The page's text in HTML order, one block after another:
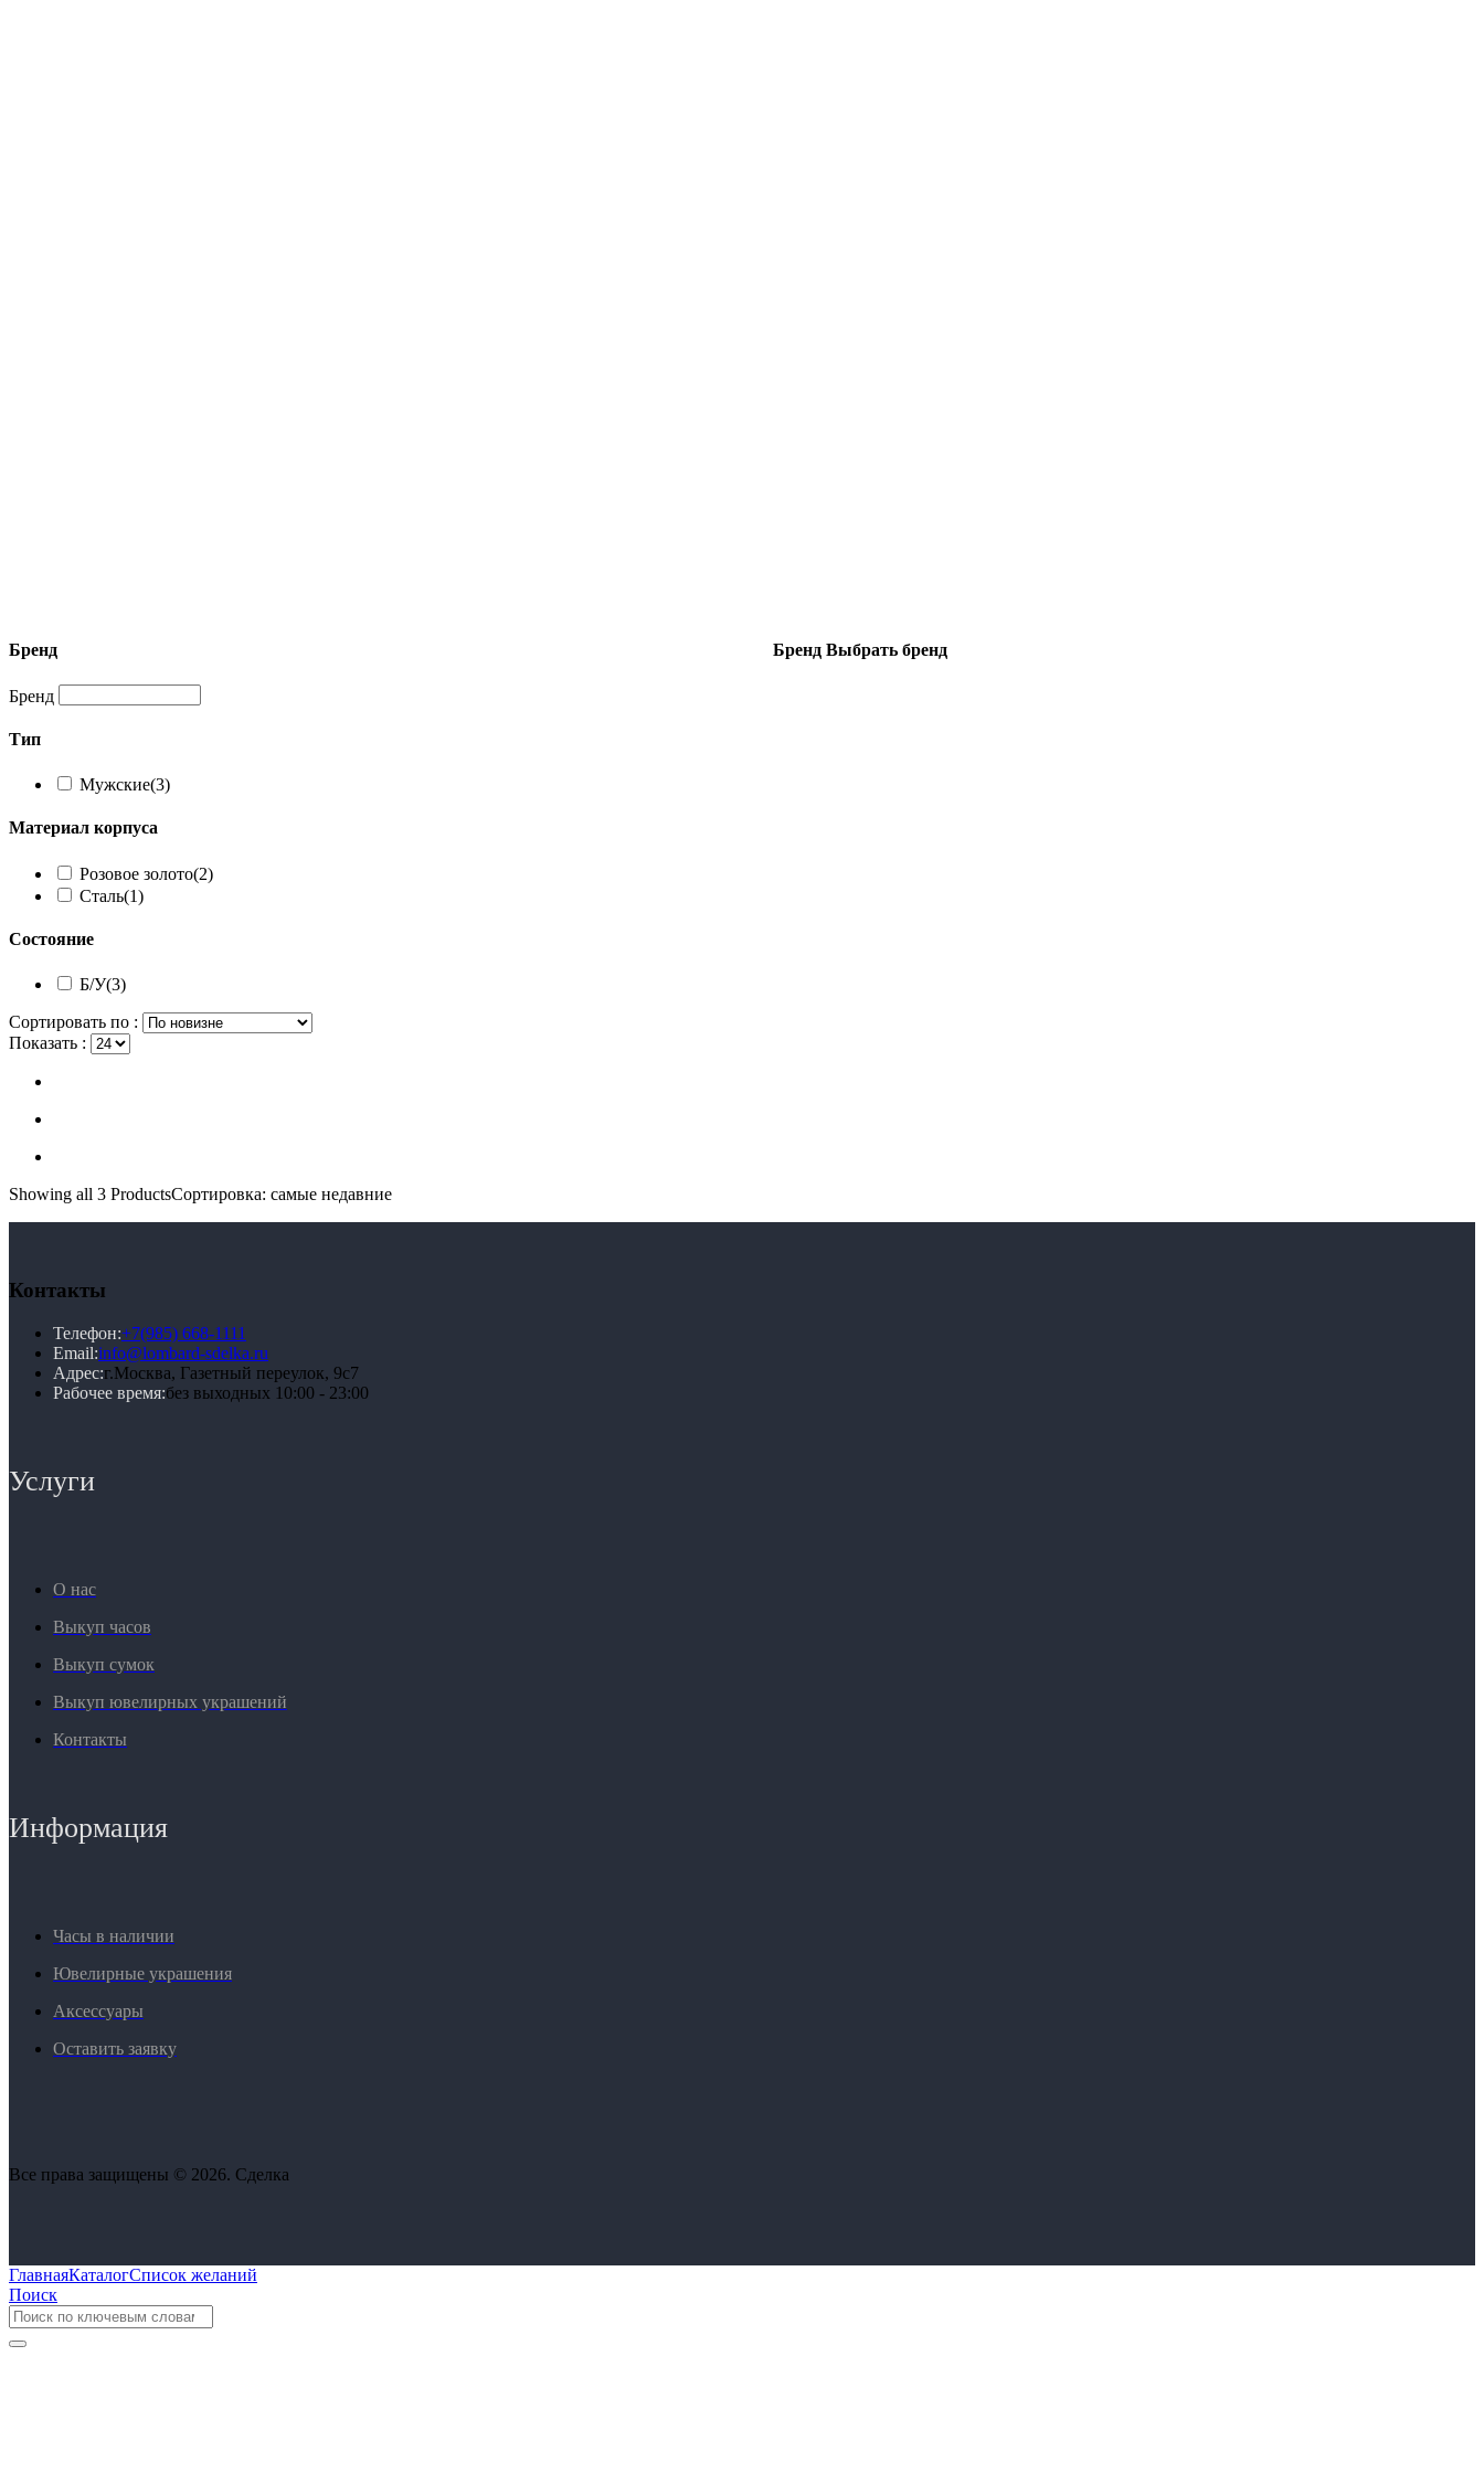
Бренд Бренд Выбрать бренд
Бренд
Тип
Мужские(3)
Материал корпуса
Розовое золото(2)
Сталь(1)
Состояние
Б/У(3)
Сортировать по :
Показать :
Showing all 3 ProductsСортировка: самые недавние
Контакты
Телефон:+7(985) 668-1111
Email:info@lombard-sdelka.ru
Адрес:г.Москва, Газетный переулок, 9с7
Рабочее время:без выходных 10:00 - 23:00
Услуги
О нас
Выкуп часов
Выкуп сумок
Выкуп ювелирных украшений
Контакты
Информация
Часы в наличии
Ювелирные украшения
Аксессуары
Оставить заявку
Все права защищены © 2026. Сделка
ГлавнаяКаталогСписок желаний
Поиск